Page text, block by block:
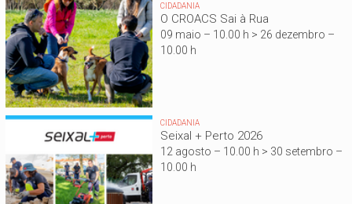
CIDADANIA
O CROACS Sai à Rua
09 maio – 10.00 h > 26 dezembro –
10.00 h
CIDADANIA
Seixal + Perto 2026
12 agosto – 10.00 h > 30 setembro –
10.00 h